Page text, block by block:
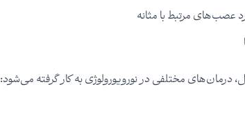
عصب‌های مرتبط با مثانه
مختلفی در نورویورولوژی به کار گرفته می‌شود: